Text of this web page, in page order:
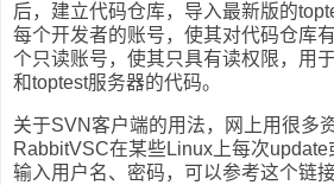
后，建立代码仓库，导入最新版的
每个开发者的账号，使其对代码仓库
个只读账号，使其只具有读权限，用
和toptest服务器的代码。
关于SVN客户端的用法，网上用很多
RabbitVSC在某些Linux上每次update
输入用户名、密码，可以参考这个链接